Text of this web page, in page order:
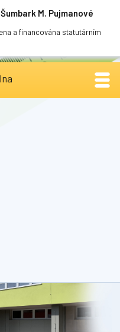
M. Pujmanové
a financována statutárním